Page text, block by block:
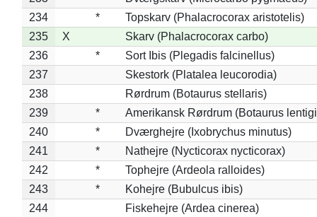
234
*
Topskarv (Phalacrocorax aristotelis)
235
X
Skarv (Phalacrocorax carbo)
236
*
Sort Ibis (Plegadis falcinellus)
237
Skestork (Platalea leucorodia)
238
Rørdrum (Botaurus stellaris)
239
*
Amerikansk Rørdrum (Botaurus
240
*
Dværghejre (Ixobrychus minutus)
241
*
Nathejre (Nycticorax nycticorax)
242
*
Tophejre (Ardeola ralloides)
243
*
Kohejre (Bubulcus ibis)
244
Fiskehejre (Ardea cinerea)